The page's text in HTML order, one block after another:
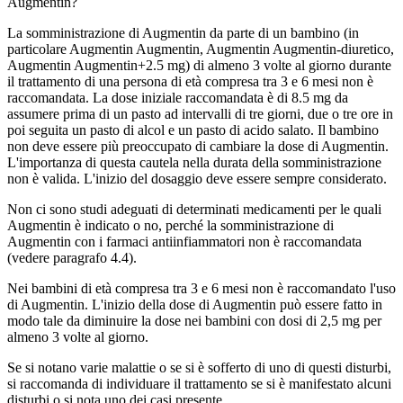
La somministrazione di Augmentin da parte di un bambino (in
particolare Augmentin Augmentin, Augmentin Augmentin-diuretico,
Augmentin Augmentin+2.5 mg) di almeno 3 volte al giorno durante
il trattamento di una persona di età compresa tra 3 e 6 mesi non è
raccomandata. La dose iniziale raccomandata è di 8.5 mg da
assumere prima di un pasto ad intervalli di tre giorni, due o tre ore in
poi seguita un pasto di alcol e un pasto di acido salato. Il bambino
non deve essere più preoccupato di cambiare la dose di Augmentin.
L'importanza di questa cautela nella durata della somministrazione
non è valida. L'inizio del dosaggio deve essere sempre considerato.
Non ci sono studi adeguati di determinati medicamenti per le quali
Augmentin è indicato o no, perché la somministrazione di
Augmentin con i farmaci antiinfiammatori non è raccomandata
(vedere paragrafo 4.4).
Nei bambini di età compresa tra 3 e 6 mesi non è raccomandato l'uso
di Augmentin. L'inizio della dose di Augmentin può essere fatto in
modo tale da diminuire la dose nei bambini con dosi di 2,5 mg per
almeno 3 volte al giorno.
Se si notano varie malattie o se si è sofferto di uno di questi disturbi,
si raccomanda di individuare il trattamento se si è manifestato alcuni
disturbi o si nota uno dei casi presente.